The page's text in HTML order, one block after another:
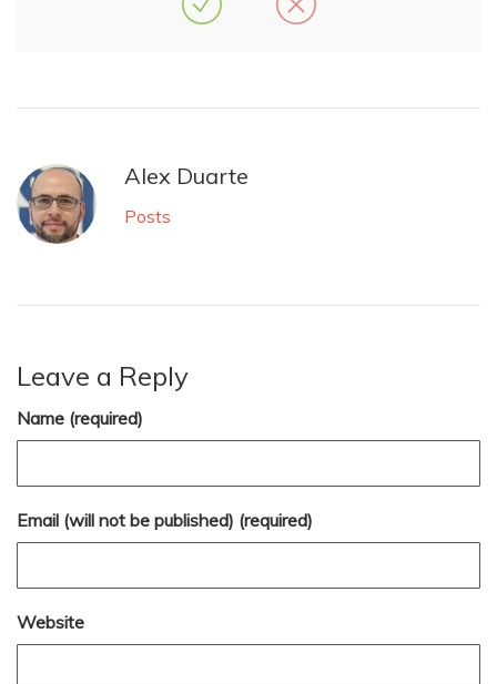
Alex Duarte
Posts
Leave a Reply
Name (required)
Email (will not be published) (required)
Website